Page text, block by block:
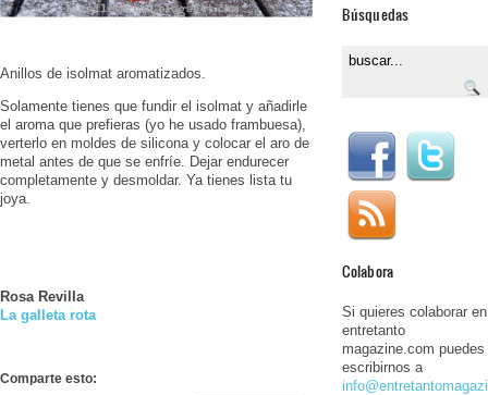
Anillos de isolmat aromatizados.
Solamente tienes que fundir el isolmat y añadirle
el aroma que prefieras (yo he usado frambuesa),
verterlo en moldes de silicona y colocar el aro de
metal antes de que se enfríe. Dejar endurecer
completamente y desmoldar. Ya tienes lista tu
joya.
Rosa Revilla
La galleta rota
Comparte esto:
Búsquedas
Colabora
Si quieres colaborar en
entretanto
magazine.com puedes
escribirnos a